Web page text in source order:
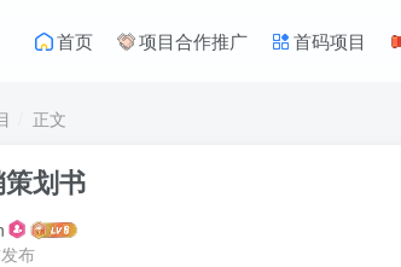
首页 项目合作推广 首码项目
正文
划书
布